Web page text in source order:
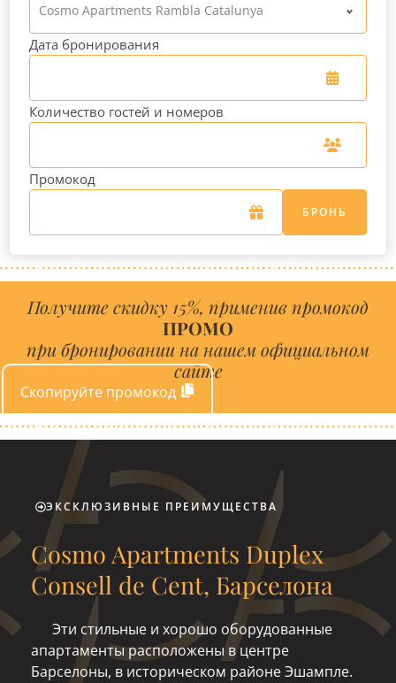
Cosmo Apartments Rambla Catalunya
Дата бронирования
Количество гостей и номеров
Промокод
БРОНЬ
Получите скидку 15%, применив промокод
ПРОМО
при бронировании на нашем официальном
сайте
Скопируйте промокод
ЭКСКЛЮЗИВНЫЕ ПРЕИМУЩЕСТВА
Cosmo Apartments Duplex
Consell de Cent, Барселона
Эти стильные и хорошо оборудованные
апартаменты расположены в центре
Барселоны, в историческом районе Эшампле.